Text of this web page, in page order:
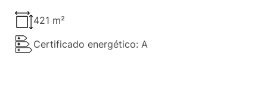
421 m²
Certificado energético: A